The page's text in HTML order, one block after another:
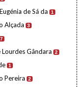
de Sá da 1
Alçada 3
Gândara 2
1
Pereira 2